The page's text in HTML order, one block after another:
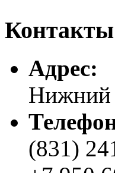
Контакты
Адреc:
Нижний
(831)